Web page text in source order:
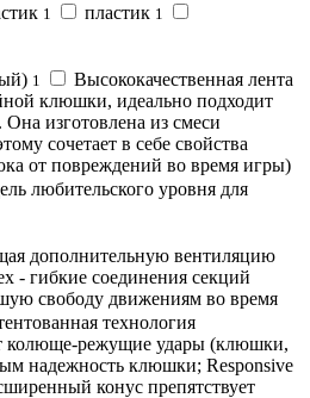
1 пластик 1
1
Высококачественная лента
клюшки, идеально подходит
изготовлена из смеси
сочетает в себе свойства
от повреждений во время игры)
любительского уровня для
дополнительную вентиляцию
- гибкие соединения секций
свободу движениям во время
технология
колюще-режущие удары (клюшки,
надежность клюшки; Responsive
конус препятствует